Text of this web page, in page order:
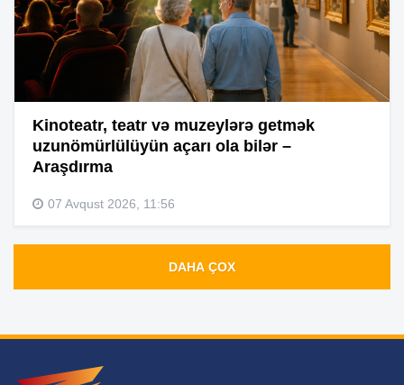
Kinoteatr, teatr və muzeylərə getmək
uzunömürlülüyün açarı ola bilər –
Araşdırma
07 Avqust 2026, 11:56
DAHA ÇOX